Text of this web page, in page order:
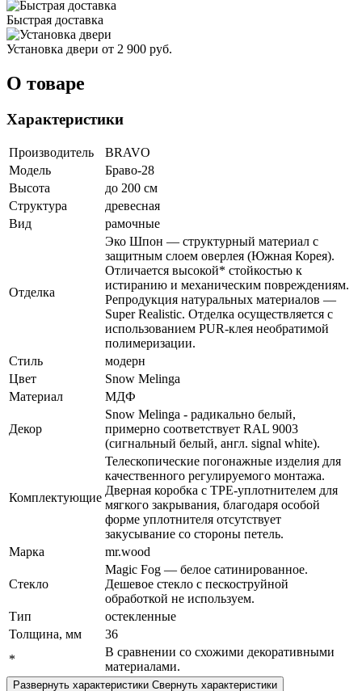
Быстрая доставка
Установка двери от 2 900 руб.
О товаре
Характеристики
Производитель
BRAVO
Модель
Браво-28
Высота
до 200 см
Структура
древесная
Вид
рамочные
Отделка
Эко Шпон — структурный материал с
защитным слоем оверлея (Южная Корея).
Отличается высокой* стойкостью к
истиранию и механическим повреждениям.
Репродукция натуральных материалов —
Super Realistic. Отделка осуществляется с
использованием PUR-клея необратимой
полимеризации.
Стиль
модерн
Цвет
Snow Melinga
Материал
МДФ
Декор
Snow Melinga - радикально белый,
примерно соответствует RAL 9003
(cигнальный белый, англ. signal white).
Комплектующие
Телескопические погонажные изделия для
качественного регулируемого монтажа.
Дверная коробка с TPE-уплотнителем для
мягкого закрывания, благодаря особой
форме уплотнителя отсутствует
закусывание со стороны петель.
Марка
mr.wood
Стекло
Magic Fog — белое сатинированное.
Дешевое стекло с пескоструйной
обработкой не используем.
Тип
остекленные
Толщина, мм
36
*
В сравнении со схожими декоративными
материалами.
Развернуть характеристики Свернуть характеристики